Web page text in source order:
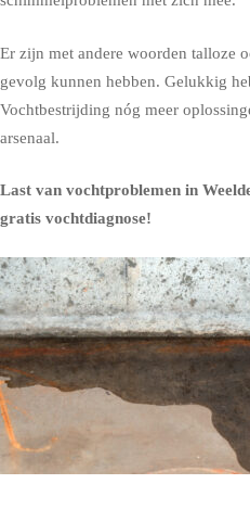
Er zijn met andere woorden talloze
gevolg kunnen hebben. Gelukkig
Vochtbestrijding nóg meer
arsenaal.
Last van vochtproblemen in
gratis vochtdiagnose!